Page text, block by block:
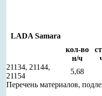
LADA Samara
кол-во
н/ч
21134, 21144,
21154
5,68
Перечень материалов,